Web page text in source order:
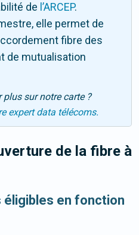
de l’ARCEP.
elle permet de
fibre des
de mutualisation
plus sur notre carte ?
expert data télécoms.
de la fibre à
éligibles en fonction